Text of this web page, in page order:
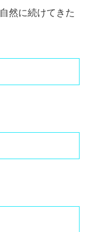
然に続けてきた